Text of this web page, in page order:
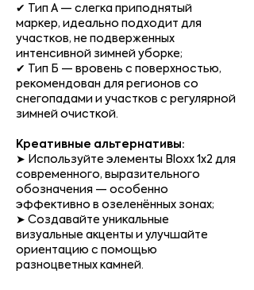
✔ Тип A — слегка приподнятый
маркер, идеально подходит для
участков, не подверженных
интенсивной зимней уборке;
✔ Тип Б — вровень с поверхностью,
рекомендован для регионов со
снегопадами и участков с регулярной
зимней очисткой.
Креативные альтернативы:
➤ Используйте элементы Bloxx 1x2 для
современного, выразительного
обозначения — особенно
эффективно в озеленённых зонах;
➤ Создавайте уникальные
визуальные акценты и улучшайте
ориентацию с помощью
разноцветных камней.